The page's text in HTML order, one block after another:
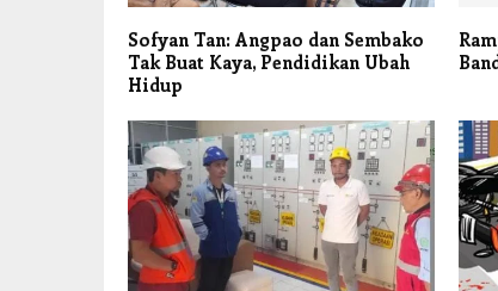
Sofyan Tan: Angpao dan Sembako
Tak Buat Kaya, Pendidikan Ubah
Hidup